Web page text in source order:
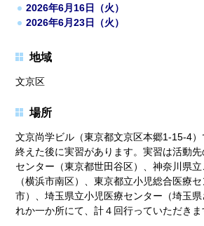
2026年6月16日（火）
2026年6月23日（火）
地域
文京区
場所
文京尚学ビル（東京都文京区本郷1-15-4
終えた後に実習があります。実習は活動
センター（東京都世田谷区）、神奈川県
（横浜市南区）、東京都立小児総合医療
市）、埼玉県立小児医療センター（埼玉
れか一か所にて、計４回行っていただきま